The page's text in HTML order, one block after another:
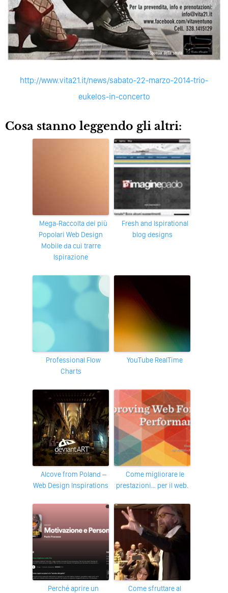
http://www.vita21.it/news/sabato-22-marzo-2014-trio-
eukelos-in-concerto
Cosa stanno leggendo gli altri:
Mega-Raccolta dei più
Popolari Web Design
Mobile da cui trarre
Ispirazione
Fresh and Ispirational
blog designs
Professional Flow
Charts
YouTube RealTime
Alcove from Poland –
Web Design Inspirations
Come migliorare le
prestazioni… per il web.
Perché aprire un
Come sfruttare al